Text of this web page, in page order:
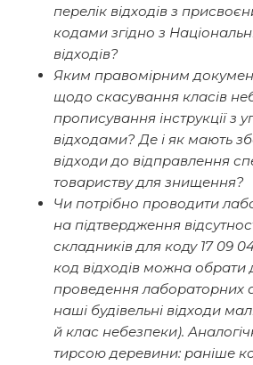
перелік відходів з
кодами згідно з
відходів?
Яким правомірним
щодо скасування класів
прописування інструкції з
відходами? Де і як мають
відходи до відправлення
товариству для знищення?
Чи потрібно проводити
на підтвердження
складників для коду 17 09
код відходів можна обрати
проведення лабораторних
наші будівельні відходи
й клас небезпеки).
тирсою деревини: раніше